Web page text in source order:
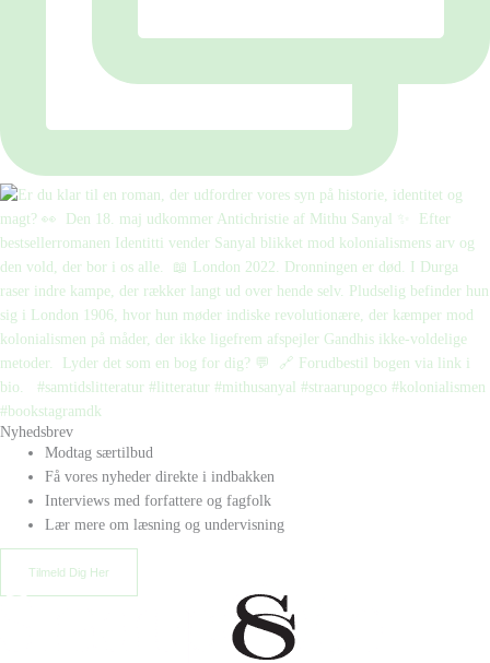
Nyhedsbrev
Modtag særtilbud
Få vores nyheder direkte i indbakken
Interviews med forfattere og fagfolk
Lær mere om læsning og undervisning
Tilmeld Dig Her